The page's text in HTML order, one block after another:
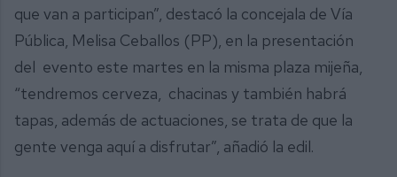
que van a participan”, destacó la concejala de Vía
Pública, Melisa Ceballos (PP), en la presentación
del evento este martes en la misma plaza mijeña,
“tendremos cerveza, chacinas y también habrá
tapas, además de actuaciones, se trata de que la
gente venga aquí a disfrutar”, añadió la edil.